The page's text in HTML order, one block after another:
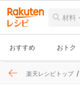
おすすめ おトク
楽天レシピトップ